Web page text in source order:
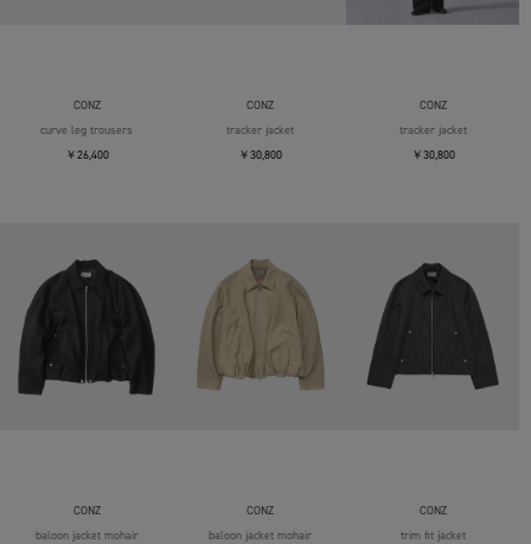
CONZ
curve leg trousers
￥26,400
CONZ
tracker jacket
￥30,800
CONZ
tracker jacket
￥30,800
CONZ
baloon jacket mohair
CONZ
baloon jacket mohair
CONZ
trim fit jacket